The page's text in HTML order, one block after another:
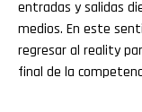
entradas y salidas
medios. En este
regresar al reality
final de la